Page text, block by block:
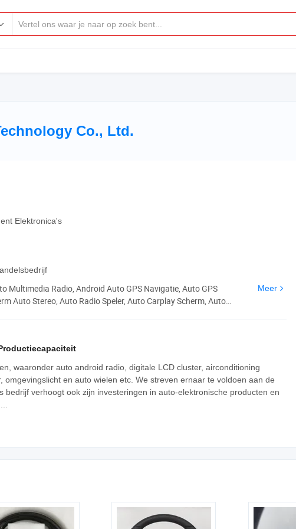
Co., Ltd.
Elektronica's
Multimedia Radio, Android Auto GPS Navigatie, Auto GPS
Auto Stereo, Auto Radio Speler, Auto Carplay Scherm, Auto
Meer
waaronder auto android radio, digitale LCD cluster, airconditioning
en auto wielen etc. We streven ernaar te voldoen aan de
bedrijf verhoogt ook zijn investeringen in auto-elektronische producten en